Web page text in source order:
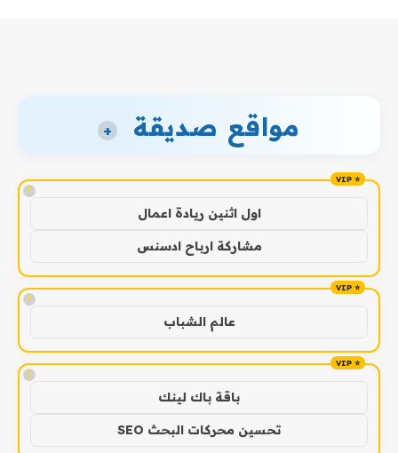
مواقع صديقة +
!
اول اثنين ريادة اعمال
مشاركة ارباح ادسنس
!
عالم الشباب
!
باقة باك لينك
تحسين محركات البحث SEO